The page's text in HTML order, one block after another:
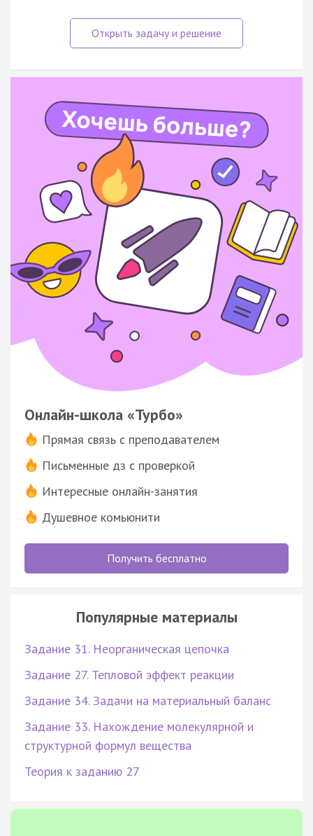
Онлайн-школа «Турбо»
Прямая связь с преподавателем
Письменные дз с проверкой
Интересные онлайн-занятия
Душевное комьюнити
Получить бесплатно
Популярные материалы
Задание 31. Неорганическая цепочка
Задание 27. Тепловой эффект реакции
Задание 34. Задачи на материальный баланс
Задание 33. Нахождение молекулярной и
структурной формул вещества
Теория к заданию 27